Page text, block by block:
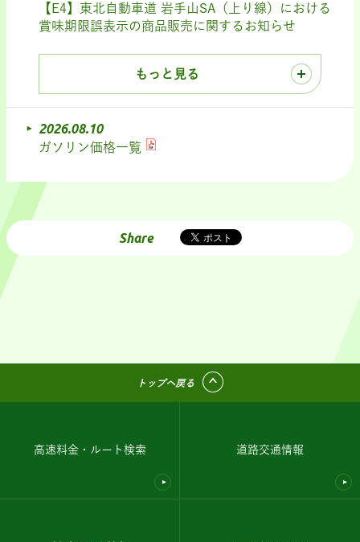
【E4】東北自動車道 岩手山SA（上り線）における
賞味期限誤表示の商品販売に関するお知らせ
もっと見る
2026.08.10
ガソリン価格一覧
Share
トップへ戻る
高速料金・ルート検索 道路交通情報